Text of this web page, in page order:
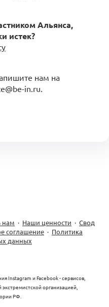
Альянса,
истек?
нам на
in.ru.
нам · Наши ценности · Свод
соглашение · Политика
данных
Instagram и Facebook - сервисов,
организацией,
РФ.